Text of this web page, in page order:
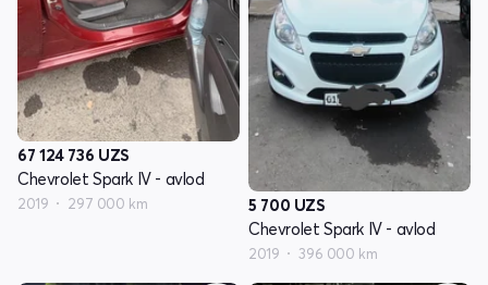
67 124 736 UZS
Chevrolet Spark IV - avlod
2019 297 000 km 5 700 UZS
Chevrolet Spark IV - avlod
2019 396 000 km